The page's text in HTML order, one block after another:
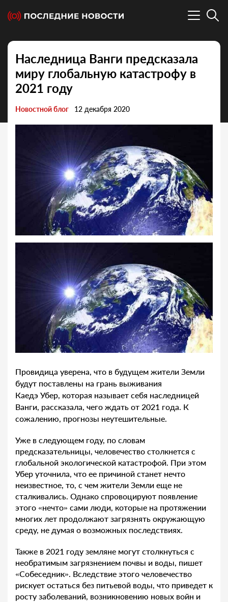
Наследница Ванги предсказала
миру глобальную катастрофу в
2021 году
Новостной блог 12 декабря 2020
Провидица уверена, что в будущем жители Земли
будут поставлены на грань выживания
Каедэ Убер, которая называет себя наследницей
Ванги, рассказала, чего ждать от 2021 года. К
сожалению, прогнозы неутешительные.
Уже в следующем году, по словам
предсказательницы, человечество столкнется с
глобальной экологической катастрофой. При этом
Убер уточнила, что ее причиной станет нечто
неизвестное, то, с чем жители Земли еще не
сталкивались. Однако спровоцируют появление
этого «нечто» сами люди, которые на протяжении
многих лет продолжают загрязнять окружающую
среду, не думая о возможных последствиях.
Также в 2021 году земляне могут столкнуться с
необратимым загрязнением почвы и воды, пишет
«Собеседник». Вследствие этого человечество
рискует остаться без питьевой воды, что приведет к
росту заболеваний, возникновению новых войн и